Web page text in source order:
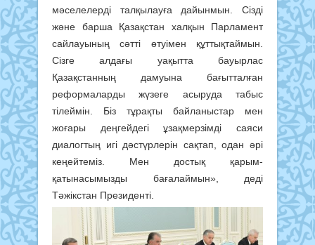
мәселелерді талқылауға дайынмын. Сізді
және барша Қазақстан халқын Парламент
сайлауының сәтті өтуімен құттықтаймын.
Сізге алдағы уақытта бауырлас
Қазақстанның дамуына бағытталған
реформаларды жүзеге асыруда табыс
тілеймін. Біз тұрақты байланыстар мен
жоғары деңгейдегі ұзақмерзімді саяси
диалогтың игі дәстүрлерін сақтап, одан әрі
кеңейтеміз. Мен достық қарым-
қатынасымызды бағалаймын», деді
Тәжікстан Президенті.